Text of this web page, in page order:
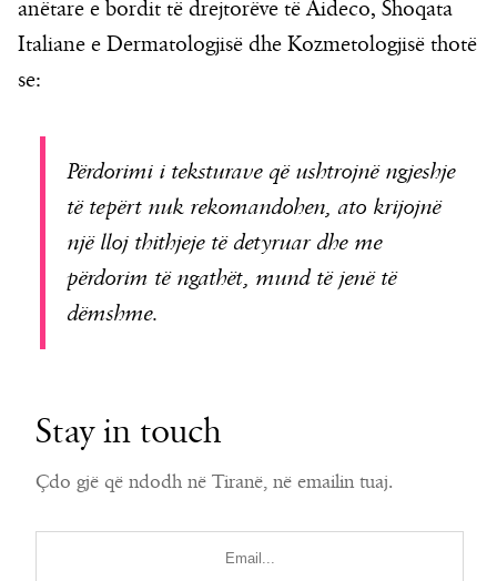
anëtare e bordit të drejtorëve të Aideco, Shoqata
Italiane e Dermatologjisë dhe Kozmetologjisë thotë
se:
Përdorimi i teksturave që ushtrojnë ngjeshje
të tepërt nuk rekomandohen, ato krijojnë
një lloj thithjeje të detyruar dhe me
përdorim të ngathët, mund të jenë të
dëmshme.
Stay in touch
Çdo gjë që ndodh në Tiranë, në emailin tuaj.